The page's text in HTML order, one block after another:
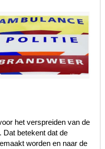
het verspreiden van de
Dat betekent dat de
worden en naar de